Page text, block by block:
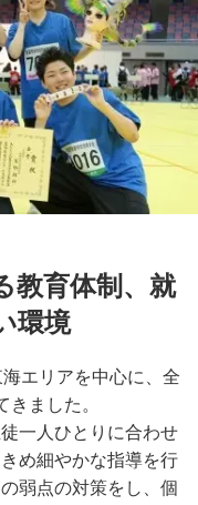
教育体制、就
環境
エリアを中心に、全
ました。
一人ひとりに合わせ
め細やかな指導を行
弱点の対策をし、個